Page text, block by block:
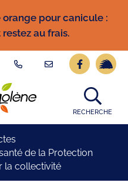
pour canicule :
au frais.
Lien vers
Lien
Logo Site
RECHERCHE
de la Protection
la collectivité